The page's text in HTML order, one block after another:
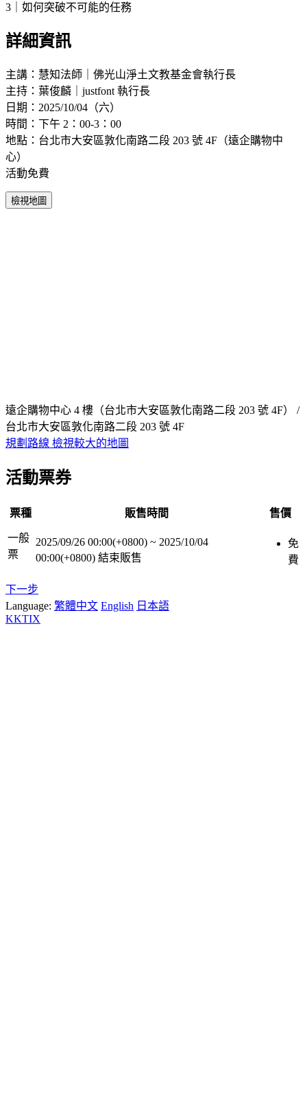
3｜如何突破不可能的任務
詳細資訊
主講：慧知法師｜佛光山淨土文教基金會執行長
主持：葉俊麟｜justfont 執行長
日期：2025/10/04（六）
時間：下午 2：00-3：00
地點：台北市大安區敦化南路二段 203 號 4F（遠企購物中
心）
活動免費
檢視地圖
遠企購物中心 4 樓（台北市大安區敦化南路二段 203 號 4F） /
台北市大安區敦化南路二段 203 號 4F
規劃路線 檢視較大的地圖
活動票券
票種 販售時間 售價
一般
票
2025/09/26 00:00(+0800) ~ 2025/10/04
00:00(+0800) 結束販售
免
費
下一步
Language: 繁體中文 English 日本語
KKTIX